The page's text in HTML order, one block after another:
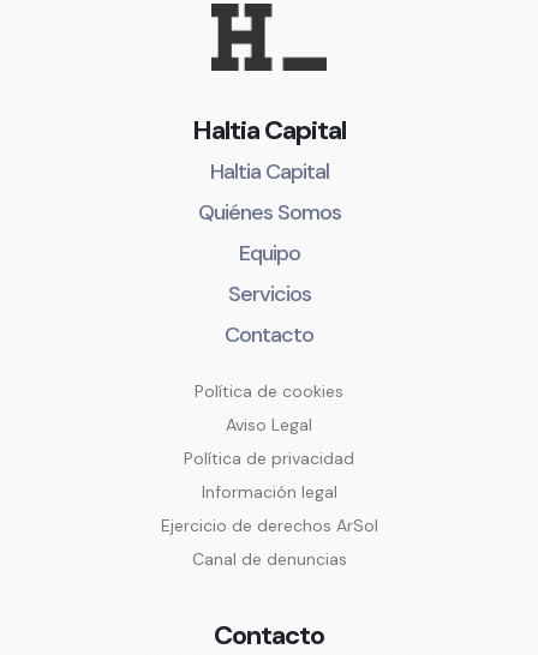
Haltia Capital
Haltia Capital
Quiénes Somos
Equipo
Servicios
Contacto
Política de cookies
Aviso Legal
Política de privacidad
Información legal
Ejercicio de derechos ArSol
Canal de denuncias
Contacto